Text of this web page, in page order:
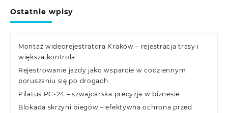
Ostatnie wpisy
Montaż wideorejestratora Kraków – rejestracja trasy i
większa kontrola
Rejestrowanie jazdy jako wsparcie w codziennym
poruszaniu się po drogach
Pilatus PC-24 – szwajcarska precyzja w biznesie
Blokada skrzyni biegów – efektywna ochrona przed